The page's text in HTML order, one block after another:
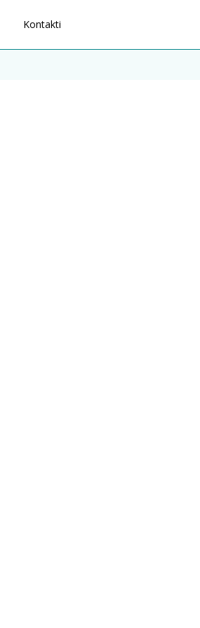
Kontakti